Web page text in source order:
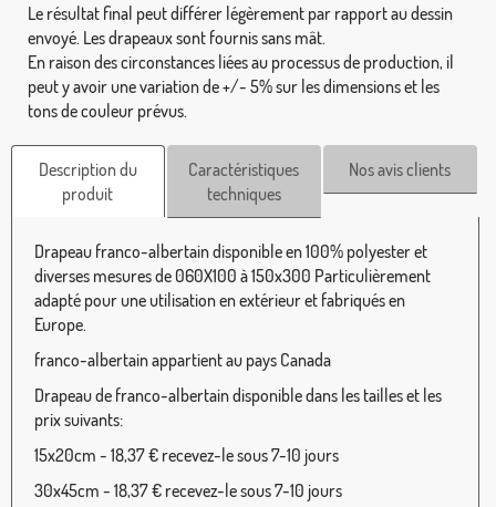
Le résultat final peut différer légèrement par rapport au dessin
envoyé. Les drapeaux sont fournis sans mât.
En raison des circonstances liées au processus de production, il
peut y avoir une variation de +/- 5% sur les dimensions et les
tons de couleur prévus.
Description du
produit
Caractéristiques
techniques
Nos avis clients
Drapeau franco-albertain disponible en 100% polyester et
diverses mesures de 060X100 à 150x300 Particulièrement
adapté pour une utilisation en extérieur et fabriqués en
Europe.
franco-albertain appartient au pays Canada
Drapeau de franco-albertain disponible dans les tailles et les
prix suivants:
15x20cm - 18,37 € recevez-le sous 7-10 jours
30x45cm - 18,37 € recevez-le sous 7-10 jours